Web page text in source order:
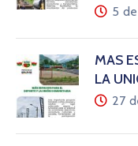
5
MÁS
LA
27